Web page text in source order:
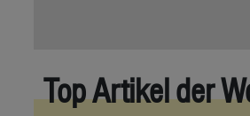
Top Artikel der